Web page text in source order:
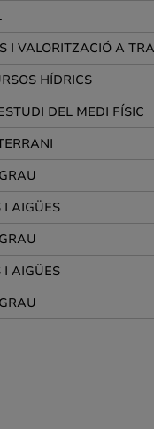
I VALORITZACIÓ A
HÍDRICS
DEL MEDI FÍSIC
I AIGÜES
I AIGÜES